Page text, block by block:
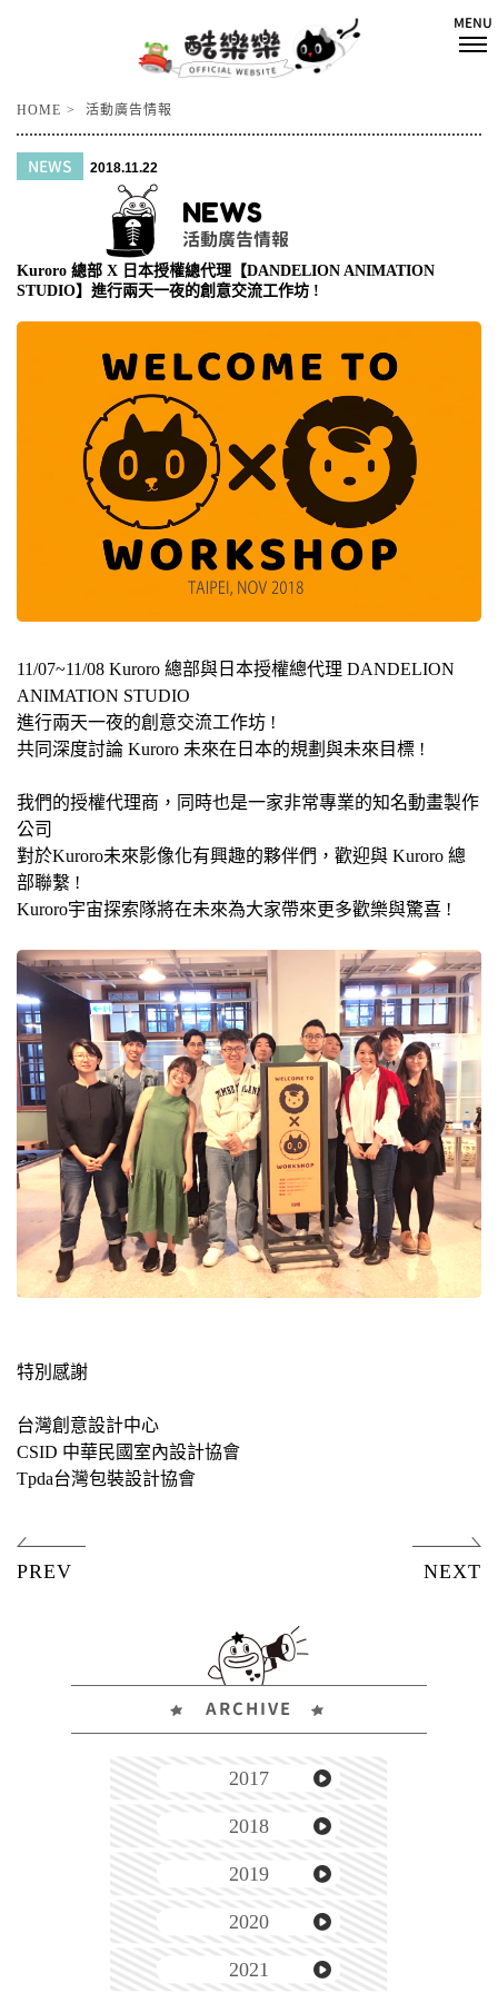
HOME 活動廣告情報
NEWS 2018.11.22
NEWS
活動廣告情報
Kuroro 總部 X 日本授權總代理【DANDELION ANIMATION
STUDIO】進行兩天一夜的創意交流工作坊 !
11/07~11/08 Kuroro 總部與日本授權總代理 DANDELION
ANIMATION STUDIO
進行兩天一夜的創意交流工作坊 !
共同深度討論 Kuroro 未來在日本的規劃與未來目標 !
我們的授權代理商，同時也是一家非常專業的知名動畫製作
公司
對於Kuroro未來影像化有興趣的夥伴們，歡迎與 Kuroro 總
部聯繫 !
Kuroro宇宙探索隊將在未來為大家帶來更多歡樂與驚喜 !
特別感謝
台灣創意設計中心
CSID 中華民國室內設計協會
Tpda台灣包裝設計協會
ARCHIVE
2017
2018
2019
2020
2021